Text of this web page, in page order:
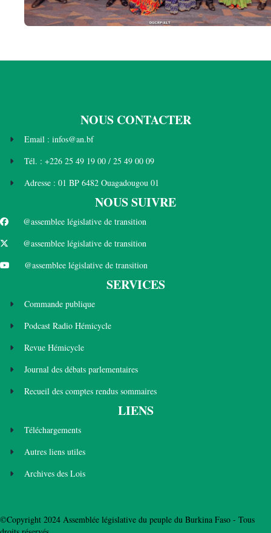
NOUS CONTACTER
Email : infos@an.bf
Tél. : +226 25 49 19 00 / 25 49 00 09
Adresse : 01 BP 6482 Ouagadougou 01
NOUS SUIVRE
@assemblee législative de transition
@assemblee législative de transition
@assemblee législative de transition
SERVICES
Commande publique
Podcast Radio Hémicycle
Revue Hémicycle
Journal des débats parlementaires
Recueil des comptes rendus sommaires
LIENS
Téléchargements
Autres liens utiles
Archives des Lois
©Copyright 2024 Assemblée législative du peuple du Burkina Faso - Tous